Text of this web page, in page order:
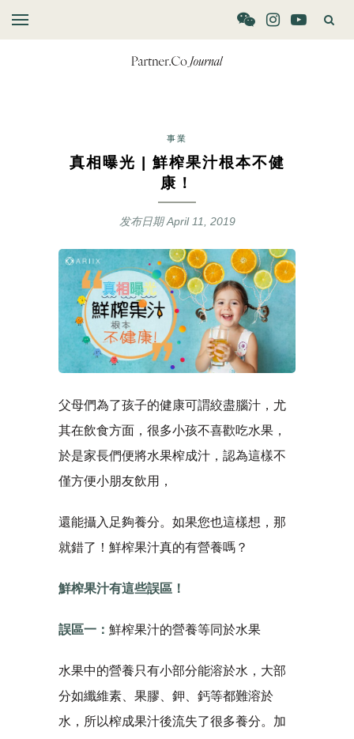
事業
真相曝光 | 鮮榨果汁根本不健
康！
发布日期April 11, 2019
父母們為了孩子的健康可謂絞盡腦汁，尤
其在飲食方面，很多小孩不喜歡吃水果，
於是家長們便將水果榨成汁，認為這樣不
僅方便小朋友飲用，
還能攝入足夠養分。如果您也這樣想，那
就錯了！鮮榨果汁真的有營養嗎？
鮮榨果汁有這些誤區！
誤區一： 鮮榨果汁的營養等同於水果
水果中的營養只有小部分能溶於水，大部
分如纖維素、果膠、鉀、鈣等都難溶於
水，所以榨成果汁後流失了很多養分。加